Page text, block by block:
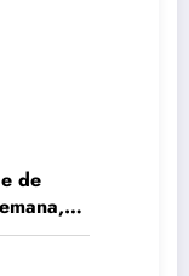
de
alguma